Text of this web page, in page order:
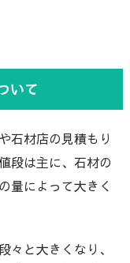
いて
石材店の見積もり
段は主に、石材の
量によって大きく
々と大きくなり、